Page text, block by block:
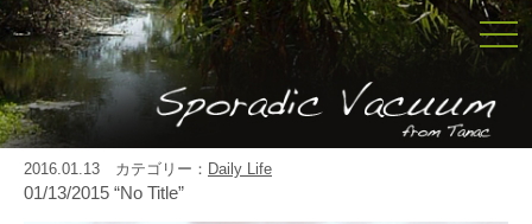
2016.01.13 カテゴリー： Daily Life
01/13/2015 “No Title”